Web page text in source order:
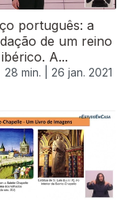
português: a
de um reino
A...
28 min. | 26 jan. 2021